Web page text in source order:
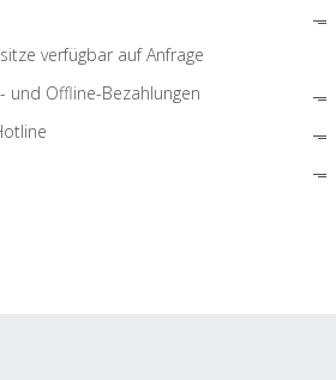
verfügbar auf Anfrage
und Offline-Bezahlungen